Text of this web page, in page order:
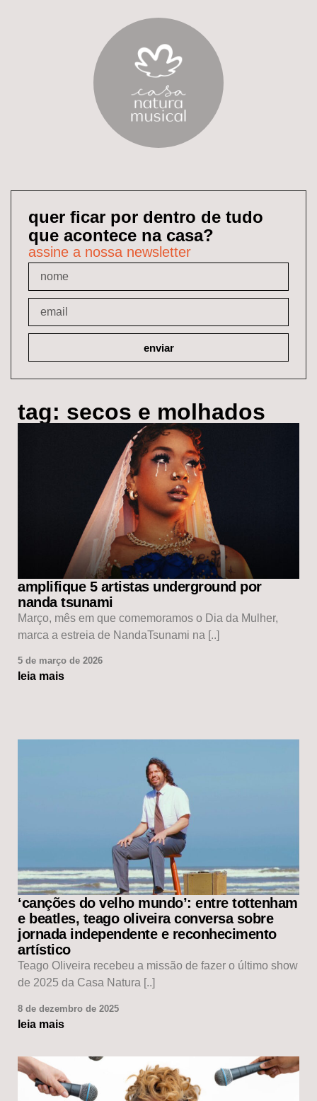
quer ficar por dentro de tudo
que acontece na casa?
assine a nossa newsletter
enviar
tag: secos e molhados
amplifique 5 artistas underground por
nanda tsunami
Março, mês em que comemoramos o Dia da Mulher,
marca a estreia de NandaTsunami na [..]
5 de março de 2026
leia mais
‘canções do velho mundo’: entre tottenham
e beatles, teago oliveira conversa sobre
jornada independente e reconhecimento
artístico
Teago Oliveira recebeu a missão de fazer o último show
de 2025 da Casa Natura [..]
8 de dezembro de 2025
leia mais